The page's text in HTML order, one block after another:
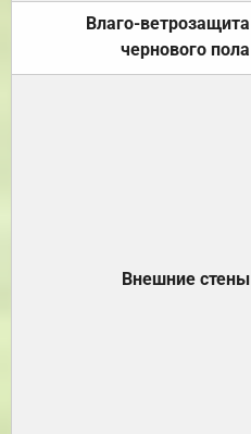
Влаго-ветрозащита
чернового пола
Внешние стены